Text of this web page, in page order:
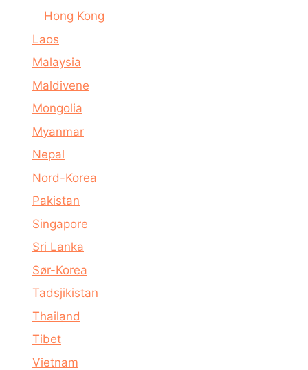
Hong Kong
Laos
Malaysia
Maldivene
Mongolia
Myanmar
Nepal
Nord-Korea
Pakistan
Singapore
Sri Lanka
Sør-Korea
Tadsjikistan
Thailand
Tibet
Vietnam